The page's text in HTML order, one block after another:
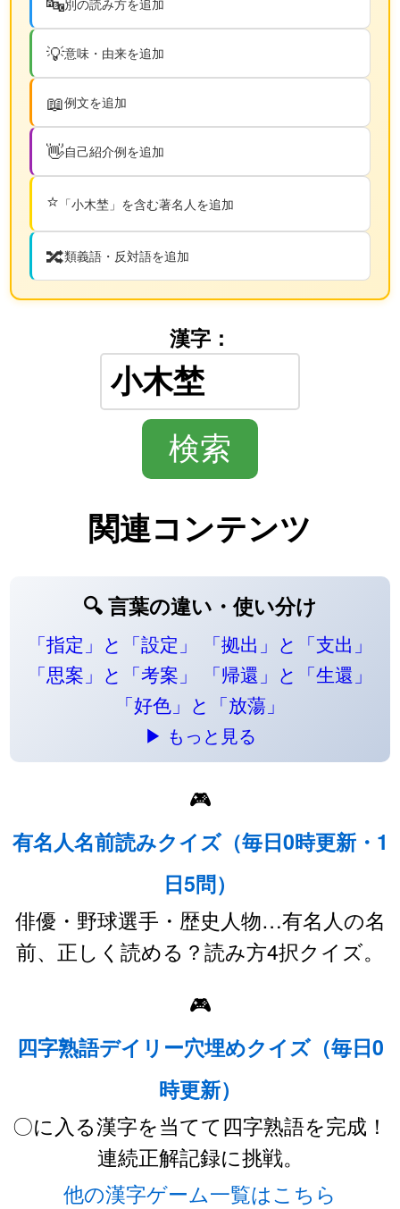
別の読み方を追加
💡意味・由来を追加
📖例文を追加
👋自己紹介例を追加
⭐ 「小木埜」を含む著名人を追加
🔀類義語・反対語を追加
漢字：
関連コンテンツ
🔍 言葉の違い・使い分け
「指定」と「設定」
「拠出」と「支出」
「思案」と「考案」
「帰還」と「生還」
「好色」と「放蕩」
▶ もっと見る
🎮
有名人名前読みクイズ（毎日0時更新・1
日5問）
俳優・野球選手・歴史人物…有名人の名
前、正しく読める？読み方4択クイズ。
🎮
四字熟語デイリー穴埋めクイズ（毎日0
時更新）
〇に入る漢字を当てて四字熟語を完成！
連続正解記録に挑戦。
他の漢字ゲーム一覧はこちら